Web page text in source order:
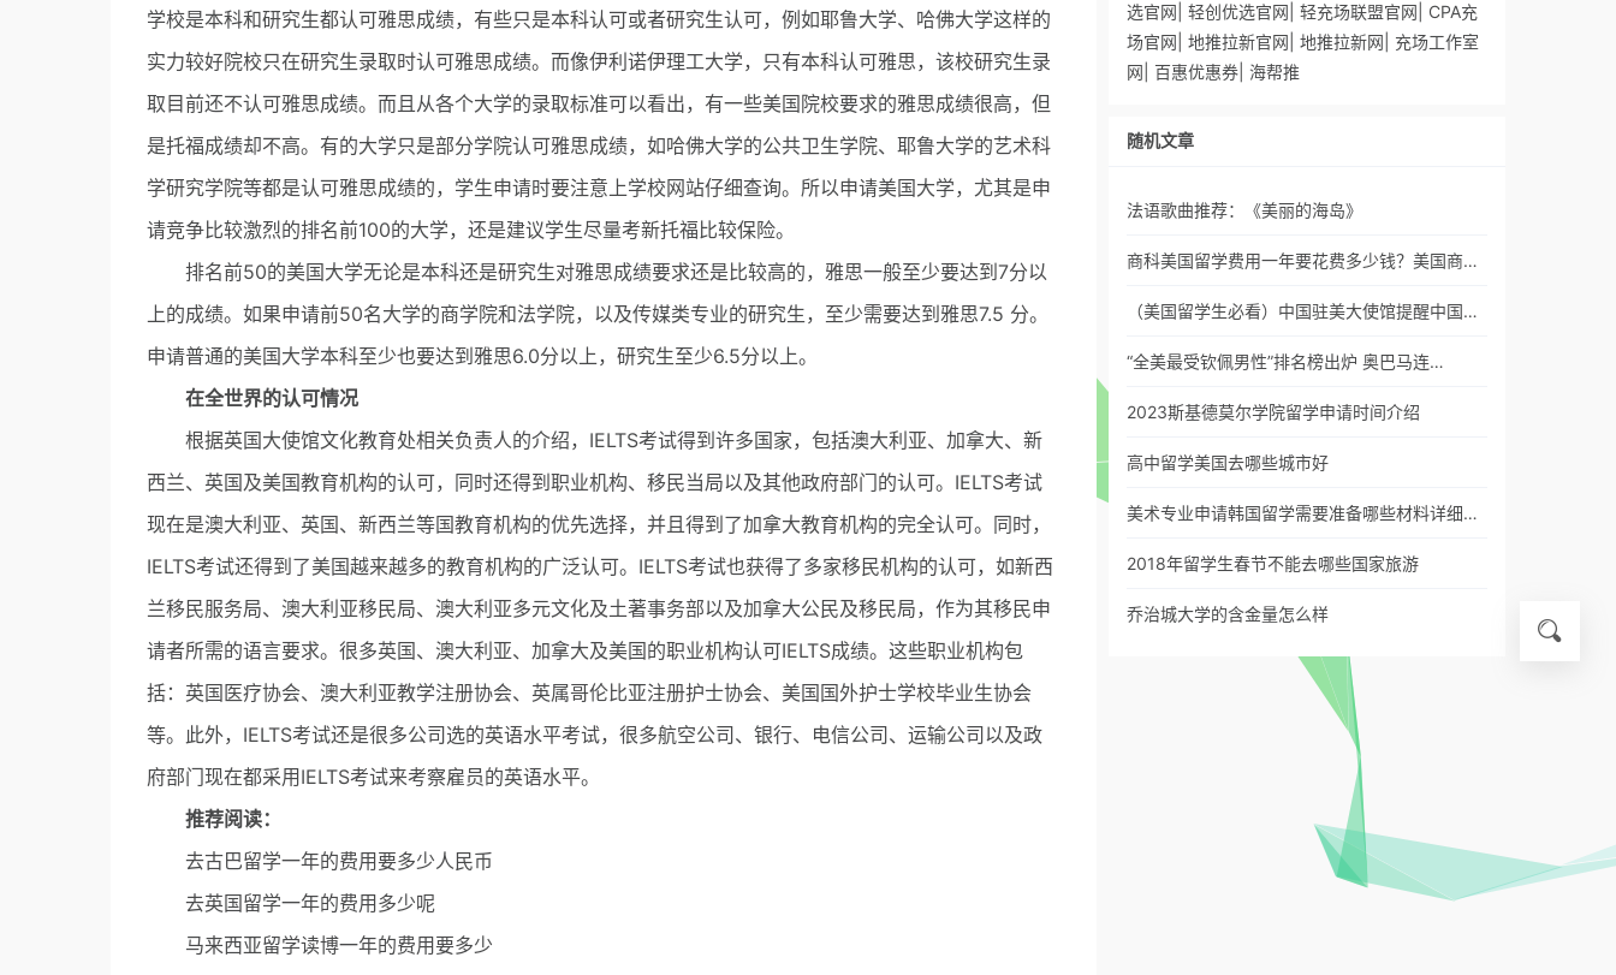
学校是本科和研究生都认可雅思成绩，有些只是本科认可或者研究生认可，例如耶鲁大学、哈佛大学这样的
实力较好院校只在研究生录取时认可雅思成绩。而像伊利诺伊理工大学，只有本科认可雅思，该校研究生录
取目前还不认可雅思成绩。而且从各个大学的录取标准可以看出，有一些美国院校要求的雅思成绩很高，但
是托福成绩却不高。有的大学只是部分学院认可雅思成绩，如哈佛大学的公共卫生学院、耶鲁大学的艺术科
学研究学院等都是认可雅思成绩的，学生申请时要注意上学校网站仔细查询。所以申请美国大学，尤其是申
请竞争比较激烈的排名前100的大学，还是建议学生尽量考新托福比较保险。
排名前50的美国大学无论是本科还是研究生对雅思成绩要求还是比较高的，雅思一般至少要达到7分以
上的成绩。如果申请前50名大学的商学院和法学院，以及传媒类专业的研究生，至少需要达到雅思7.5 分。
申请普通的美国大学本科至少也要达到雅思6.0分以上，研究生至少6.5分以上。
在全世界的认可情况
根据英国大使馆文化教育处相关负责人的介绍，IELTS考试得到许多国家，包括澳大利亚、加拿大、新
西兰、英国及美国教育机构的认可，同时还得到职业机构、移民当局以及其他政府部门的认可。IELTS考试
现在是澳大利亚、英国、新西兰等国教育机构的优先选择，并且得到了加拿大教育机构的完全认可。同时，
IELTS考试还得到了美国越来越多的教育机构的广泛认可。IELTS考试也获得了多家移民机构的认可，如新西
兰移民服务局、澳大利亚移民局、澳大利亚多元文化及土著事务部以及加拿大公民及移民局，作为其移民申
请者所需的语言要求。很多英国、澳大利亚、加拿大及美国的职业机构认可IELTS成绩。这些职业机构包
括：英国医疗协会、澳大利亚教学注册协会、英属哥伦比亚注册护士协会、美国国外护士学校毕业生协会
等。此外，IELTS考试还是很多公司选的英语水平考试，很多航空公司、银行、电信公司、运输公司以及政
府部门现在都采用IELTS考试来考察雇员的英语水平。
推荐阅读：
去古巴留学一年的费用要多少人民币
去英国留学一年的费用多少呢
马来西亚留学读博一年的费用要多少
选官网 轻创优选官网 轻充场联盟官网
CPA充
场官网 地推拉新官网 地推拉新网
充场工作室
网
百惠优惠券 海帮推
随机文章
法语歌曲推荐：《美丽的海岛》
商科美国留学费用一年要花费多少钱？美国商…
（美国留学生必看）中国驻美大使馆提醒中国…
“全美最受钦佩男性”排名榜出炉 奥巴马连…
2023斯基德莫尔学院留学申请时间介绍
高中留学美国去哪些城市好
美术专业申请韩国留学需要准备哪些材料详细…
2018年留学生春节不能去哪些国家旅游
乔治城大学的含金量怎么样